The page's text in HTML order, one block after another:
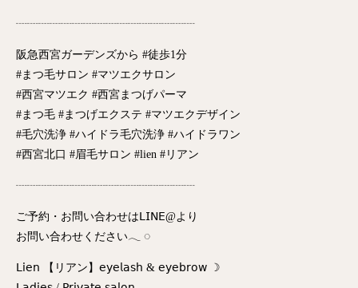
┈┈┈┈┈┈┈┈┈┈┈┈┈┈┈┈
阪急西宮ガーデンズから #徒歩1分
#まつ毛サロン #マツエクサロン
#西宮マツエク #西宮まつげパーマ
#まつ毛 #まつげエクステ #マツエクデザイン
#毛穴洗浄 #ハイドラ毛穴洗浄 #ハイドラワン
#西宮北口 #眉毛サロン #lien #リアン
┈┈┈┈┈┈┈┈┈┈┈┈┈┈┈┈
ご予約・お問い合わせは𝖫𝖨𝖭𝖤@より
お問い合わせください𓂃 ◌‬
𝖫𝗂𝖾𝗇 【リアン】𝖾𝗒𝖾𝗅𝖺𝗌𝗁 & 𝖾𝗒𝖾𝖻𝗋𝗈𝗐 ☽